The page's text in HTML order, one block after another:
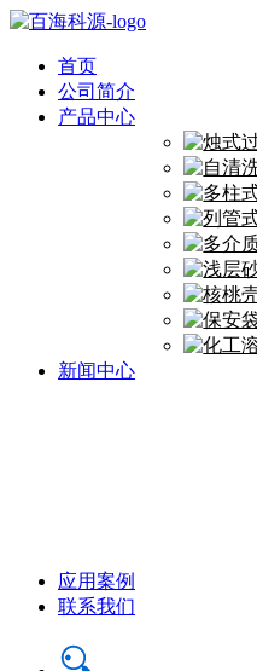
首页
公司简介
产品中心
新闻中心
应用案例
联系我们